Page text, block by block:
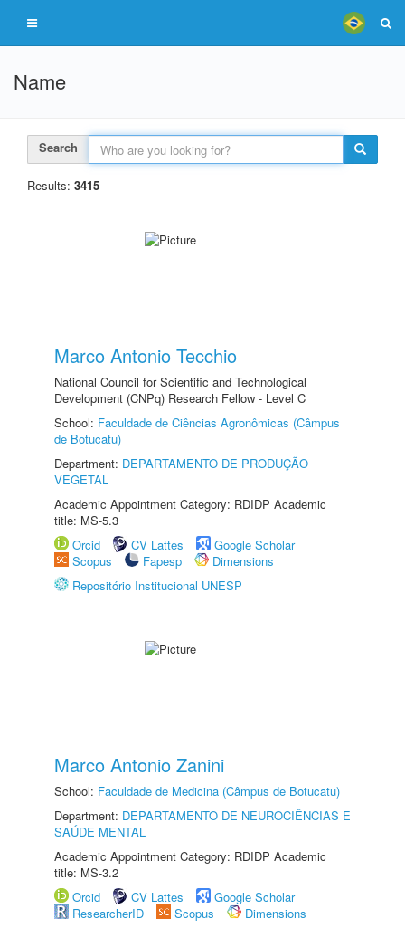
Name
Search
Results: 3415
Marco Antonio Tecchio
National Council for Scientific and Technological
Development (CNPq) Research Fellow - Level C
School: Faculdade de Ciências Agronômicas (Câmpus
de Botucatu)
Department: DEPARTAMENTO DE PRODUÇÃO
VEGETAL
Academic Appointment Category: RDIDP Academic
title: MS-5.3
Orcid
CV Lattes
Google Scholar
Scopus
Fapesp
Dimensions
Repositório Institucional UNESP
Marco Antonio Zanini
School: Faculdade de Medicina (Câmpus de Botucatu)
Department: DEPARTAMENTO DE NEUROCIÊNCIAS E
SAÚDE MENTAL
Academic Appointment Category: RDIDP Academic
title: MS-3.2
Orcid
CV Lattes
Google Scholar
ResearcherID
Scopus
Dimensions